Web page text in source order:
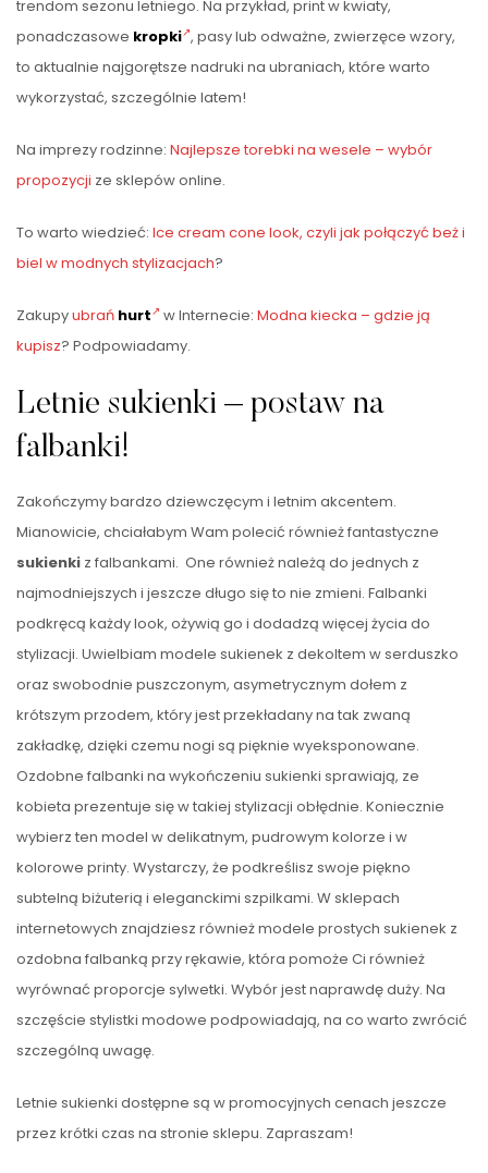
trendom sezonu letniego. Na przykład, print w kwiaty,
ponadczasowe kropki , pasy lub odważne, zwierzęce wzory,
to aktualnie najgorętsze nadruki na ubraniach, które warto
wykorzystać, szczególnie latem!
Na imprezy rodzinne: Najlepsze torebki na wesele – wybór
propozycji ze sklepów online.
To warto wiedzieć: Ice cream cone look, czyli jak połączyć beż i
biel w modnych stylizacjach?
Zakupyubrań hurt w Internecie: Modna kiecka – gdzie ją
kupisz? Podpowiadamy.
Letnie sukienki – postaw na
falbanki!
Zakończymy bardzo dziewczęcym i letnim akcentem.
Mianowicie, chciałabym Wam polecić również fantastyczne
sukienki z falbankami. One również należą do jednych z
najmodniejszych i jeszcze długo się to nie zmieni. Falbanki
podkręcą każdy look, ożywią go i dodadzą więcej życia do
stylizacji. Uwielbiam modele sukienek z dekoltem w serduszko
oraz swobodnie puszczonym, asymetrycznym dołem z
krótszym przodem, który jest przekładany na tak zwaną
zakładkę, dzięki czemu nogi są pięknie wyeksponowane.
Ozdobne falbanki na wykończeniu sukienki sprawiają, ze
kobieta prezentuje się w takiej stylizacji obłędnie. Koniecznie
wybierz ten model w delikatnym, pudrowym kolorze i w
kolorowe printy. Wystarczy, że podkreślisz swoje piękno
subtelną biżuterią i eleganckimi szpilkami. W sklepach
internetowych znajdziesz również modele prostych sukienek z
ozdobna falbanką przy rękawie, która pomoże Ci również
wyrównać proporcje sylwetki. Wybór jest naprawdę duży. Na
szczęście stylistki modowe podpowiadają, na co warto zwrócić
szczególną uwagę.
Letnie sukienki dostępne są w promocyjnych cenach jeszcze
przez krótki czas na stronie sklepu. Zapraszam!